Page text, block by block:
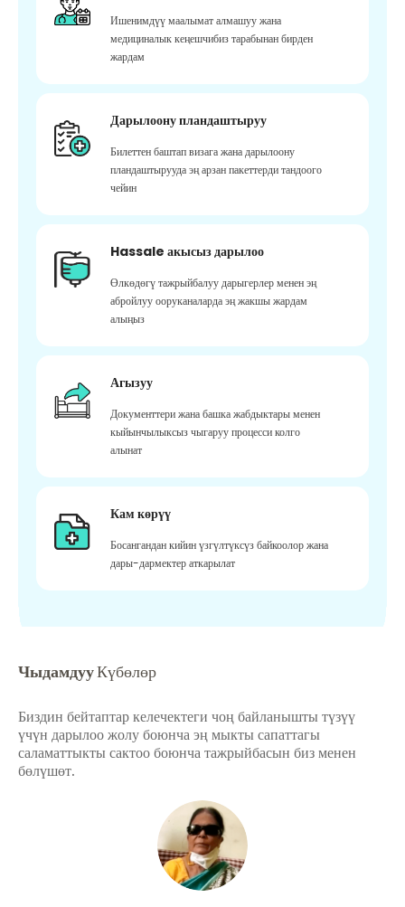
Ишенимдүү маалымат алмашуу жана
медициналык кеңешчибиз тарабынан бирден
жардам
Дарылоону пландаштыруу
Билеттен баштап визага жана дарылоону
пландаштырууда эң арзан пакеттерди тандоого
чейин
Hassale акысыз дарылоо
Өлкөдөгү тажрыйбалуу дарыгерлер менен эң
абройлуу ооруканаларда эң жакшы жардам
алыңыз
Агызуу
Документтери жана башка жабдыктары менен
кыйынчылыксыз чыгаруу процесси колго
алынат
Кам көрүү
Босангандан кийин үзгүлтүксүз байкоолор жана
дары-дармектер аткарылат
ЧыдамдууКүбөлөр
Биздин бейтаптар келечектеги чоң байланышты түзүү
үчүн дарылоо жолу боюнча эң мыкты сапаттагы
саламаттыкты сактоо боюнча тажрыйбасын биз менен
бөлүшөт.